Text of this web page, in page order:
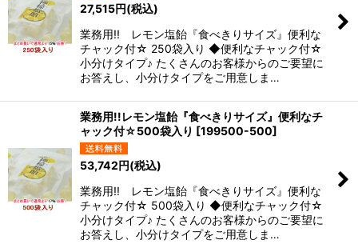
27,515円(税込)
業務用!! レモン塩飴『食べきりサイズ』便利な
チャック付☆ 250袋入り ◆便利なチャック付☆
小分けタイプ♪ たくさんのお客様からのご要望に
お答えし、小分けタイプをご用意しま…
業務用!!レモン塩飴『食べきりサイズ』便利なチ
ャック付☆500袋入り [199500-500]
53,742円(税込)
業務用!! レモン塩飴『食べきりサイズ』便利な
チャック付☆ 500袋入り ◆便利なチャック付☆
小分けタイプ♪ たくさんのお客様からのご要望に
お答えし、小分けタイプをご用意しま…